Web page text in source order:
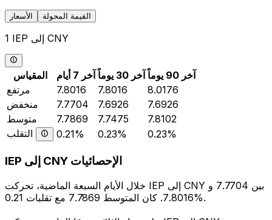
الأسعار القيمة المحولة
1 IEP إلى CNY
المقياس آخر 7 أيام آخر 30 يوماً
آخر 90 يوماً
مرتفع
7.8016 7.8016
8.0176
منخفض
7.7704 7.6926
7.6926
متوسط
7.7869 7.7475
7.8102
التقلب
0.21% 0.23% 0.23%
IEP إلى CNY الإحصائيات
خلال الأيام السبعة الماضية، تحركت IEP إلى CNY بين 7.7704 و
7.8016. كان المتوسط 7.7869 مع تقلبات 0.21%.